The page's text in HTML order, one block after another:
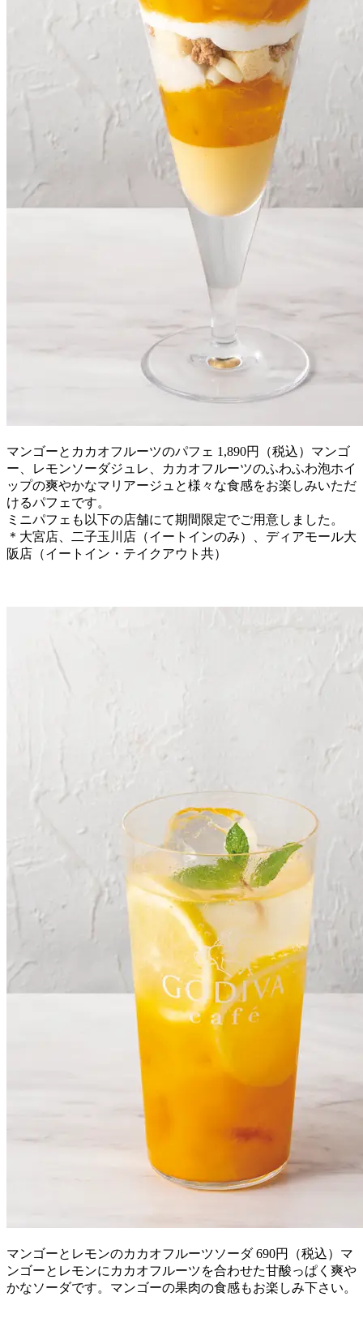
マンゴーとカカオフルーツのパフェ 1,890円（税込）マンゴ
ー、レモンソーダジュレ、カカオフルーツのふわふわ泡ホイ
ップの爽やかなマリアージュと様々な食感をお楽しみいただ
けるパフェです。
ミニパフェも以下の店舗にて期間限定でご用意しました。
＊大宮店、二子玉川店（イートインのみ）、ディアモール大
阪店（イートイン・テイクアウト共）
マンゴーとレモンのカカオフルーツソーダ 690円（税込）マ
ンゴーとレモンにカカオフルーツを合わせた甘酸っぱく爽や
かなソーダです。マンゴーの果肉の食感もお楽しみ下さい。